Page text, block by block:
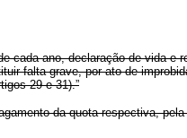
cada ano, declaração de vida e
falta grave, por ato de
29 e 31).”
da quota respectiva,